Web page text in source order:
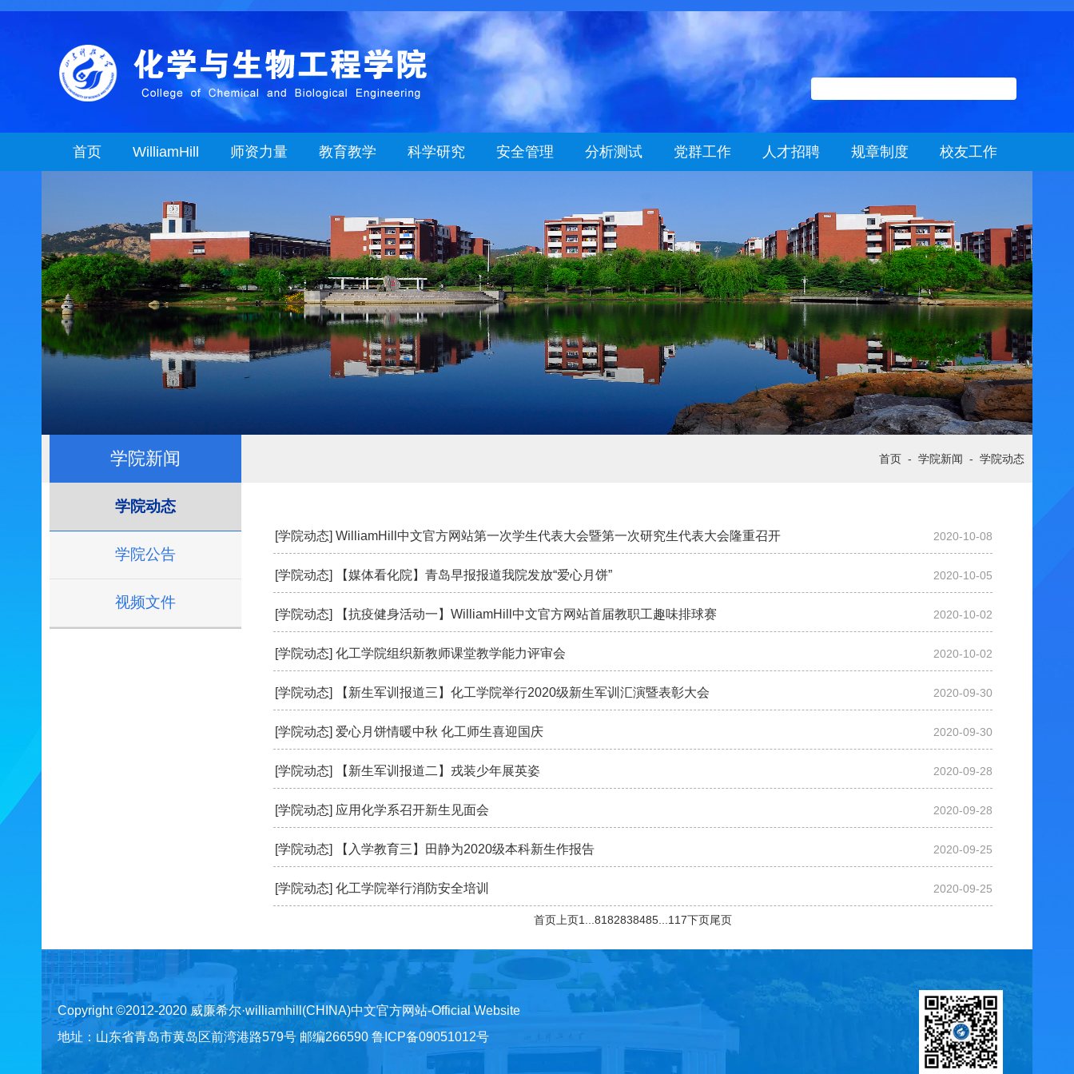
首页 WilliamHill 师资力量 教育教学 科学研究 安全管理 分析测试 党群工作 人才招聘 规章制度 校友工作
学院新闻 首页 - 学院新闻 - 学院动态
学院动态
学院公告
视频文件
[学院动态] WilliamHill中文官方网站第一次学生代表大会暨第一次研究生代表大会隆重召开 2020-10-08
[学院动态] 【媒体看化院】青岛早报报道我院发放“爱心月饼” 2020-10-05
[学院动态] 【抗疫健身活动一】WilliamHill中文官方网站首届教职工趣味排球赛 2020-10-02
[学院动态] 化工学院组织新教师课堂教学能力评审会 2020-10-02
[学院动态] 【新生军训报道三】化工学院举行2020级新生军训汇演暨表彰大会 2020-09-30
[学院动态] 爱心月饼情暖中秋 化工师生喜迎国庆 2020-09-30
[学院动态] 【新生军训报道二】戎装少年展英姿 2020-09-28
[学院动态] 应用化学系召开新生见面会 2020-09-28
[学院动态] 【入学教育三】田静为2020级本科新生作报告 2020-09-25
[学院动态] 化工学院举行消防安全培训 2020-09-25
首页 上页1 8182838485 117下页尾页
Copyright ©2012-2020 威廉希尔·williamhill(CHINA)中文官方网站-Official Website
地址：山东省青岛市黄岛区前湾港路579号 邮编266590 鲁ICP备09051012号